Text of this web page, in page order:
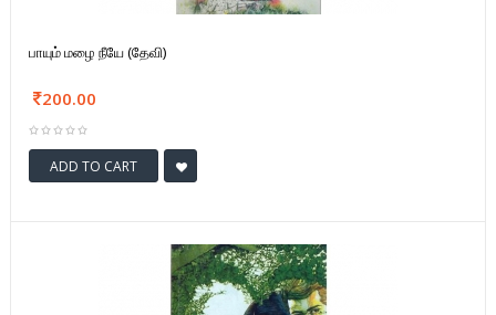
பாயும் மழை நீயே (தேவி)
200.00
ADD TO CART